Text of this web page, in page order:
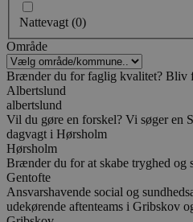
Nattevagt (0)
Område
Brænder du for faglig kvalitet? Bliv
Albertslund
albertslund
Vil du gøre en forskel? Vi søger en
dagvagt i Hørsholm
Hørsholm
Brænder du for at skabe tryghed og
Gentofte
Ansvarshavende social og
udekørende aftenteams i Gribskov